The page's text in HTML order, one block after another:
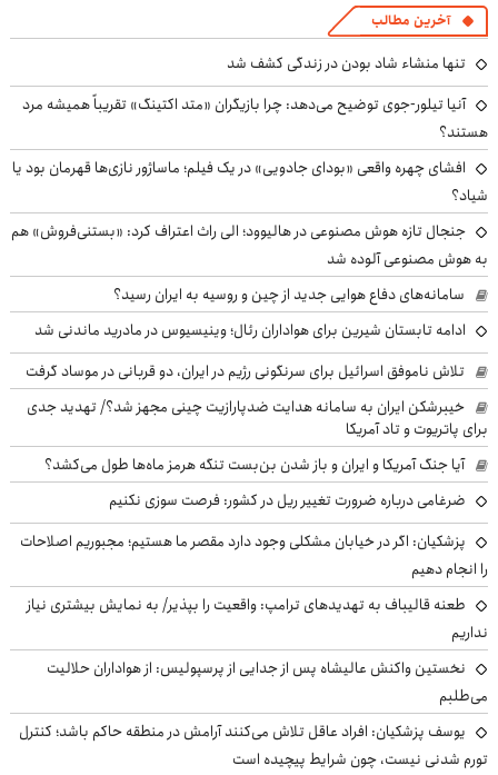
آخرین مطالب
تنها منشاء شاد بودن در زندگی کشف شد
آنیا تیلور-جوی توضیح می‌دهد: چرا بازیگران «متد اکتینگ» تقریباً همیشه مرد
هستند؟
افشای چهره واقعی «بودای جادویی» در یک فیلم؛ ماساژور نازی‌ها قهرمان بود یا
شیاد؟
جنجال تازه هوش مصنوعی در هالیوود؛ الی راث اعتراف کرد: «بستنی‌فروش» هم
به هوش مصنوعی آلوده شد
سامانه‌های دفاع هوایی جدید از چین و روسیه به ایران رسید؟
ادامه تابستان شیرین برای هواداران رئال؛ وینیسیوس در مادرید ماندنی شد
تلاش ناموفق اسرائیل برای سرنگونی رژیم در ایران، دو قربانی در موساد گرفت
خیبرشکن ایران به سامانه هدایت ضدپارازیت چینی مجهز شد؟/ تهدید جدی
برای پاتریوت و تاد آمریکا
آیا جنگ آمریکا و ایران و باز شدن بن‌بست تنگه هرمز ماه‌ها طول می‌کشد؟
ضرغامی درباره ضرورت تغییر ریل در کشور: فرصت سوزی نکنیم
پزشکیان: اگر در خیابان مشکلی وجود دارد مقصر ما هستیم؛ مجبوریم اصلاحات
را انجام دهیم
طعنه قالیباف به تهدیدهای ترامپ: واقعیت را بپذیر/ به نمایش بیشتری نیاز
نداریم
نخستین واکنش عالیشاه پس از جدایی از پرسپولیس: از هواداران حلالیت
می‌طلبم
یوسف پزشکیان: افراد عاقل تلاش می‌کنند آرامش در منطقه حاکم باشد؛ کنترل
تورم شدنی نیست، چون شرایط پیچیده است